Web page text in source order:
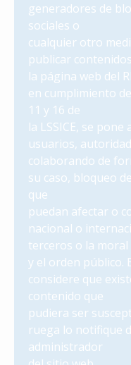
generadores de
sociales o
cualquier otro
publicar
la página web del
en cumplimiento
11 y 16 de
la LSSICE, se
usuarios,
colaborando de
su caso, bloqueo
que
puedan afectar o
nacional o
terceros o la moral
y el orden público.
considere que
contenido que
pudiera ser
ruega lo notifique
administrador